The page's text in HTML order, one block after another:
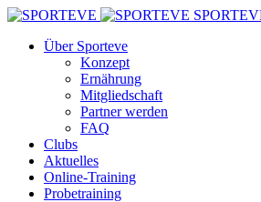
Über Sporteve
Konzept
Ernährung
Mitgliedschaft
Partner werden
FAQ
Clubs
Aktuelles
Online-Training
Probetraining